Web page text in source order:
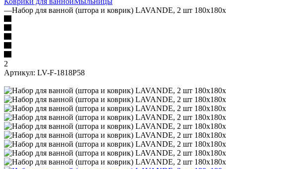
—Набор для ванной (штора и коврик) LAVANDE, 2 шт 180х180х
2
Артикул: LV-F-1818P58